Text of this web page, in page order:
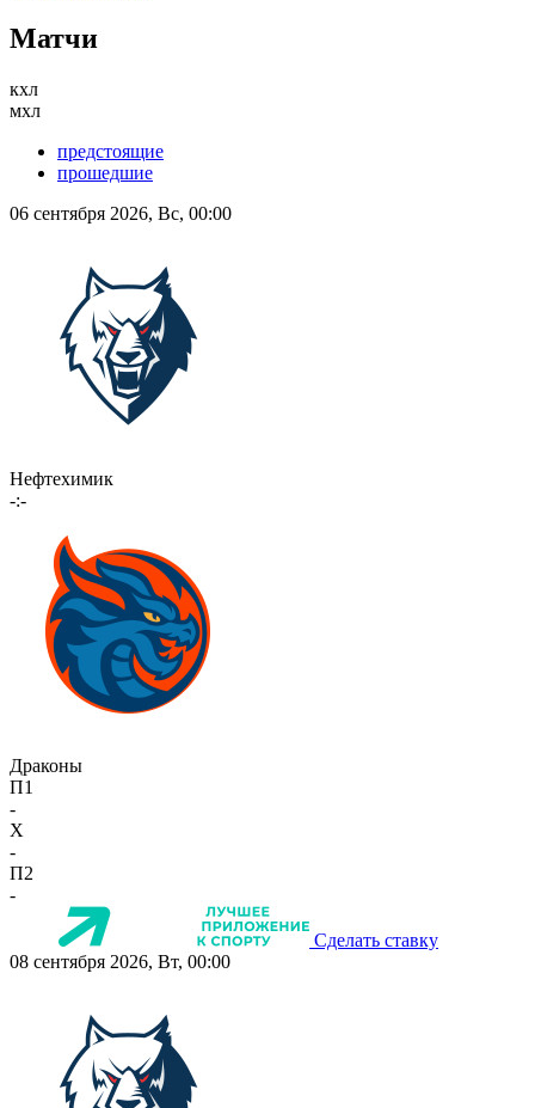
Матчи
кхл
мхл
предстоящие
прошедшие
06 сентября 2026, Вс, 00:00
Нефтехимик
-:-
Драконы
П1
-
X
-
П2
-
Сделать ставку
08 сентября 2026, Вт, 00:00